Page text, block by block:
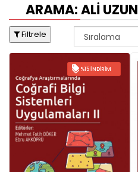
ARAMA: ALI UZUN
Filtrele
%15 İNDIRIM